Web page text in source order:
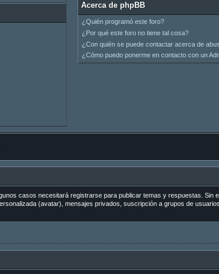
Acerca de phpBB
¿Quién programó este foro?
¿Por qué este foro no tiene tal cosa?
¿Con quién se puede contactar acerca de
¿Cómo puedo ponerme en contacto con un
casos necesitará registrarse para publicar temas y respuestas. Sin
(avatar), mensajes privados, suscripción a grupos de